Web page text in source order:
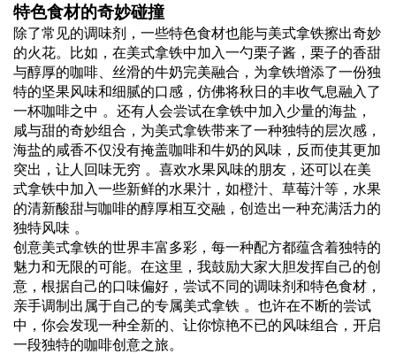
特色食材的奇妙碰撞
除了常见的调味剂，一些特色食材也能与美式拿铁擦出奇妙
的火花。比如，在美式拿铁中加入一勺栗子酱，栗子的香甜
与醇厚的咖啡、丝滑的牛奶完美融合，为拿铁增添了一份独
特的坚果风味和细腻的口感，仿佛将秋日的丰收气息融入了
一杯咖啡之中 。还有人会尝试在拿铁中加入少量的海盐，
咸与甜的奇妙组合，为美式拿铁带来了一种独特的层次感，
海盐的咸香不仅没有掩盖咖啡和牛奶的风味，反而使其更加
突出，让人回味无穷 。喜欢水果风味的朋友，还可以在美
式拿铁中加入一些新鲜的水果汁，如橙汁、草莓汁等，水果
的清新酸甜与咖啡的醇厚相互交融，创造出一种充满活力的
独特风味 。
创意美式拿铁的世界丰富多彩，每一种配方都蕴含着独特的
魅力和无限的可能。在这里，我鼓励大家大胆发挥自己的创
意，根据自己的口味偏好，尝试不同的调味剂和特色食材，
亲手调制出属于自己的专属美式拿铁 。也许在不断的尝试
中，你会发现一种全新的、让你惊艳不已的风味组合，开启
一段独特的咖啡创意之旅。